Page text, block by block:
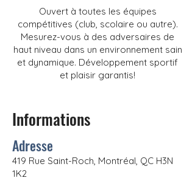
Ouvert à toutes les équipes
compétitives (club, scolaire ou autre).
Mesurez-vous à des adversaires de
haut niveau dans un environnement sain
et dynamique. Développement sportif
et plaisir garantis!
Informations
Adresse
419 Rue Saint-Roch, Montréal, QC H3N
1K2